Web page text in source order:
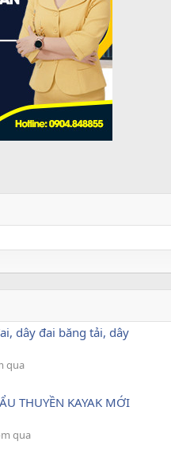
dây đai băng tải, dây
qua
THUYỀN KAYAK MỚI
qua